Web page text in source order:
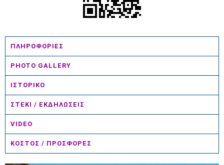
ΠΛΗΡΟΦΟΡΙΕΣ
PHOTO GALLERY
ΙΣΤΟΡΙΚΟ
ΣΤΕΚΙ / ΕΚΔΗΛΩΣΕΙΣ
VIDEO
ΚΟΣΤΟΣ / ΠΡΟΣΦΟΡΕΣ